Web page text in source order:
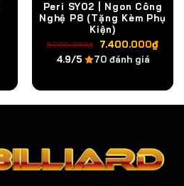
Peri SY02 | Ngon Công
Nghệ P8 (Tặng Kèm Phụ
Kiện)
8.000.000₫ Giá
gốc
là:
8.000.000₫.
7.400.000₫Giá
4.9/5 70 đánh giá